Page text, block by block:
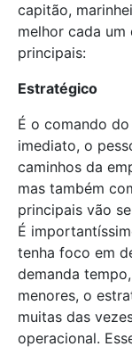
capitão,
melhor cada um
principais:
Estratégico
É o comando
imediato, o
caminhos da
mas também
principais vão
É
tenha foco em
demanda
menores, o
muitas das
operacional.